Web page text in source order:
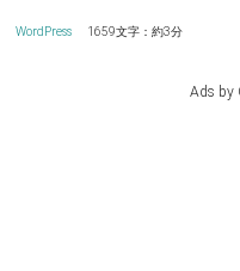
WordPress 1659文字：約3分
Ads by